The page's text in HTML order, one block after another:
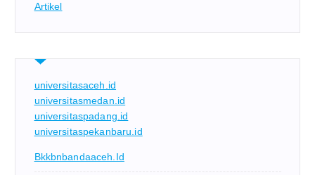
Artikel
universitasaceh.id
universitasmedan.id
universitaspadang.id
universitaspekanbaru.id
Bkkbnbandaaceh.id